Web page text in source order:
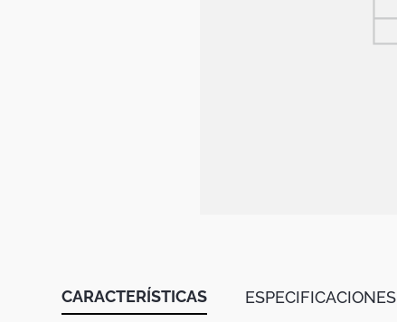
CARACTERÍSTICAS ESPECIFICACIONES